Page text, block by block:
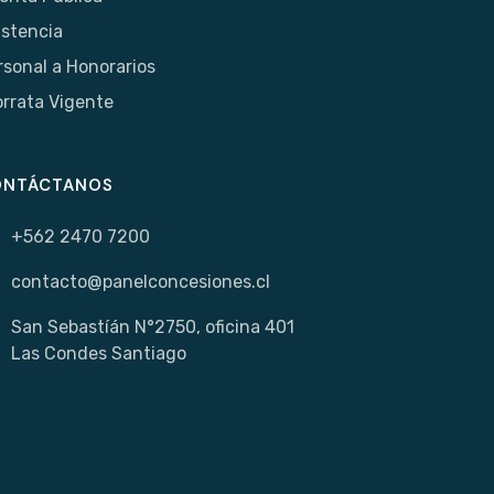
a Honorarios
Vigente
+562 2470 7200
contacto@panelconcesiones.cl
San Sebastíán N°2750, oficina 401
Las Condes Santiago